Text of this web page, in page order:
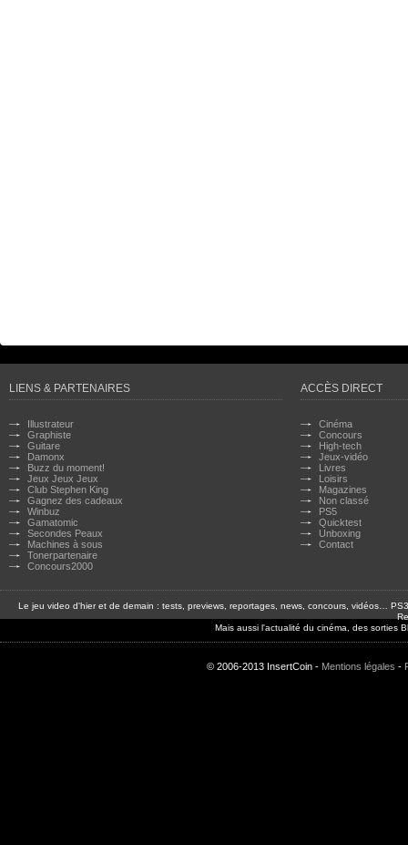
LIENS & PARTENAIRES
Illustrateur
Graphiste
Guitare
Damonx
Buzz du moment!
Jeux Jeux Jeux
Club Stephen King
Gagnez des cadeaux
Winbuz
Gamatomic
Secondes Peaux
Machines à sous
Tonerpartenaire
Concours2000
ACCÈS DIRECT
Cinéma
Concours
High-tech
Jeux-vidéo
Livres
Loisirs
Magazines
Non classé
PS5
Quicktest
Unboxing
Contact
Le jeu video d'hier et de demain : tests, previews, reportages, news, concours, vidéos…
Mais aussi l'actualité du cinéma, des sorties
© 2006-2013 InsertCoin - Mentions légales -